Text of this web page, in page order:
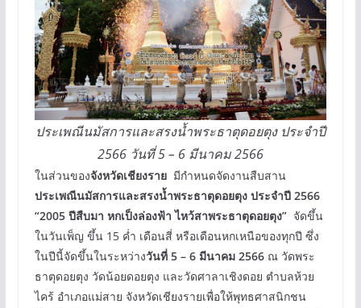
ประเพณีนมัสการและสรงน้ำพระธาตุดอยตุง ประจำปี
2566 วันที่ 5 – 6 มีนาคม 2566
ในส่วนของจังหวัดเชียงรายมีกำหนดจัดงานสืบสาน
ประเพณีนมัสการและสรงน้ำพระธาตุดอยตุง ประจำปี 2566
“2005 ปีสืบมา หกเป็งล่องฟ้า ไหว้สาพระธาตุดอยตุง”จัดขึ้น
ในวันเพ็ญ ขึ้น 15 ค่ำ เดือนสี่ หรือเดือนหกเหนือของทุกปี ซึ่ง
ในปีนี้จัดขึ้นในระหว่างวันที่ 5 – 6 มีนาคม 2566 ณ วัดพระ
ธาตุดอยตุง วัดน้อยดอยตุง และวัดศาลาเชิงดอย ตำบลห้วย
ไคร้ อำเภอแม่สาย จังหวัดเชียงรายเพื่อให้พุทธศาสนิกชน